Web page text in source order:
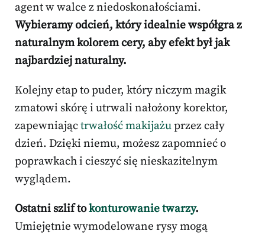
agent w walce z niedoskonałościami.
Wybieramy odcień, który idealnie współgra z
naturalnym kolorem cery, aby efekt był jak
najbardziej naturalny.
Kolejny etap to puder, który niczym magik
zmatowi skórę i utrwali nałożony korektor,
zapewniająctrwałość makijażuprzez cały
dzień. Dzięki niemu, możesz zapomnieć o
poprawkach i cieszyć się nieskazitelnym
wyglądem.
Ostatni szlif tokonturowanie twarzy.
Umiejętnie wymodelowane rysy mogą